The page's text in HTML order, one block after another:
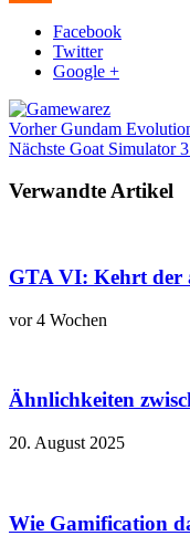
Facebook
Twitter
Google +
VorherGundam
Nächste Goat Simulator
Verwandte Artikel
GTA VI: Kehrt der
vor 4 Wochen
Ähnlichkeiten
20. August 2025
Wie Gamification